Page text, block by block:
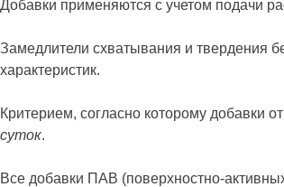
Добавки применяются с учетом подачи
Замедлители схватывания и твердения
характеристик.
Критерием, согласно которому добавки
суток.
Все добавки ПАВ (поверхностно-